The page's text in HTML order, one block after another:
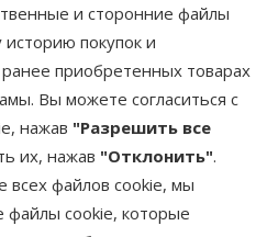
и сторонние файлы
покупок и
приобретенных товарах
Вы можете согласиться с
нажав "Разрешить все
их, нажав "Отклонить".
всех файлов cookie, мы
файлы cookie, которые
x